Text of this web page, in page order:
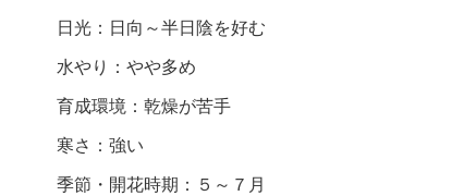
日光：日向～半日陰を好む
水やり：やや多め
育成環境：乾燥が苦手
寒さ：強い
季節・開花時期：５～７月